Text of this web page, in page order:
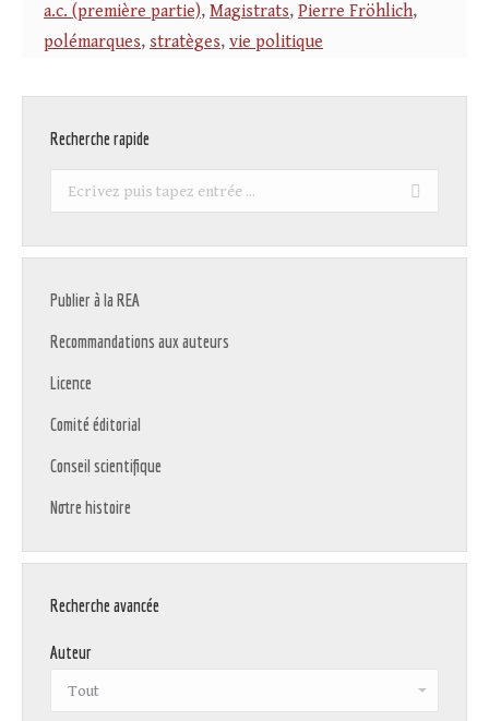
a.c. (première partie), Magistrats, Pierre Fröhlich,
polémarques, stratèges, vie politique
Recherche rapide
Recherche
Publier à la REA
Recommandations aux auteurs
Licence
Comité éditorial
Conseil scientifique
Notre histoire
Recherche avancée
Auteur